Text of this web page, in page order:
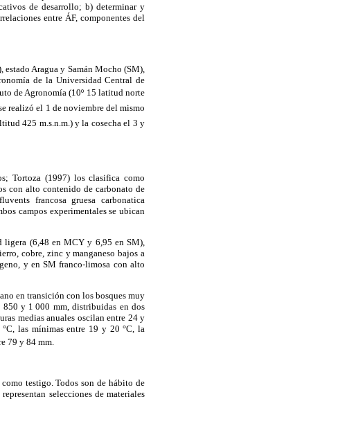
de desarrollo; b) determinar y
entre ÁF, componentes del
Aragua y Samán Mocho (SM),
de la Universidad Central de
de Agronomía (10º 15 latitud norte
realizó el 1 de noviembre del mismo
425 m.s.n.m.) y la cosecha el 3 y
Tortoza (1997) los clasifica como
con alto contenido de carbonato de
francosa gruesa carbonatica
campos experimentales se ubican
ligera (6,48 en MCY y 6,95 en SM),
cobre, zinc y manganeso bajos a
y en SM franco-limosa con alto
en transición con los bosques muy
850 y 1 .000 mm, distribuidas en dos
medias anuales oscilan entre 24 y
las mínimas entre 19 y 20 °C, la
79 y 84 mm.
testigo. Todos son de hábito de
selecciones de materiales